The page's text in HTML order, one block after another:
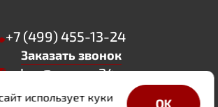
+7 (499) 455-13-24
Заказать звонок
zakaz@sapsan24.ru
WhatsApp
использует куки
OK